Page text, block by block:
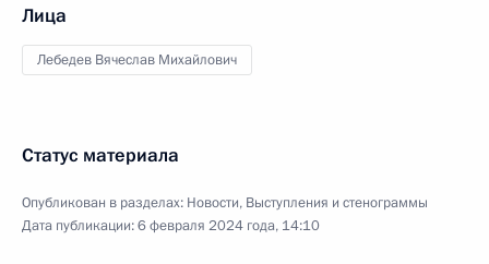
Лица
Лебедев Вячеслав Михайлович
Статус материала
Опубликован в разделах: Новости, Выступления и стенограммы
Дата публикации:6 февраля 2024 года, 14:10